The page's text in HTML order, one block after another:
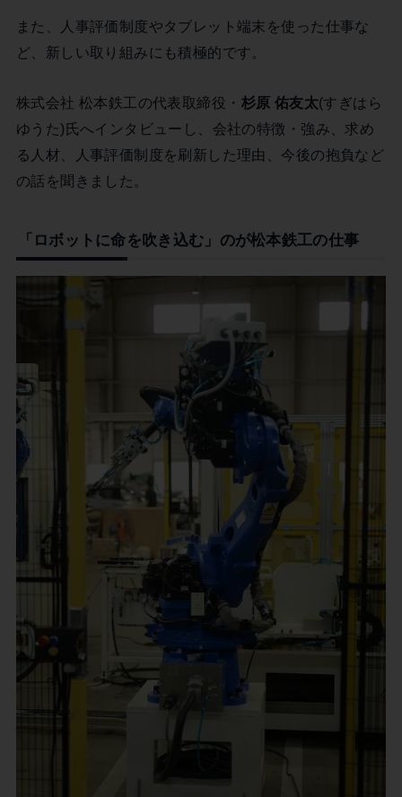
また、人事評価制度やタブレット端末を使った仕事な
ど、新しい取り組みにも積極的です。
株式会社 松本鉄工の代表取締役・ 杉原 佑友太(すぎはら
ゆうた)氏へインタビューし、会社の特徴・強み、求め
る人材、人事評価制度を刷新した理由、今後の抱負など
の話を聞きました。
「ロボットに命を吹き込む」のが松本鉄工の仕事